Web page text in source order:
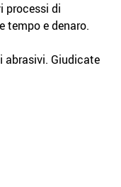
processi di
tempo e denaro.
abrasivi. Giudicate